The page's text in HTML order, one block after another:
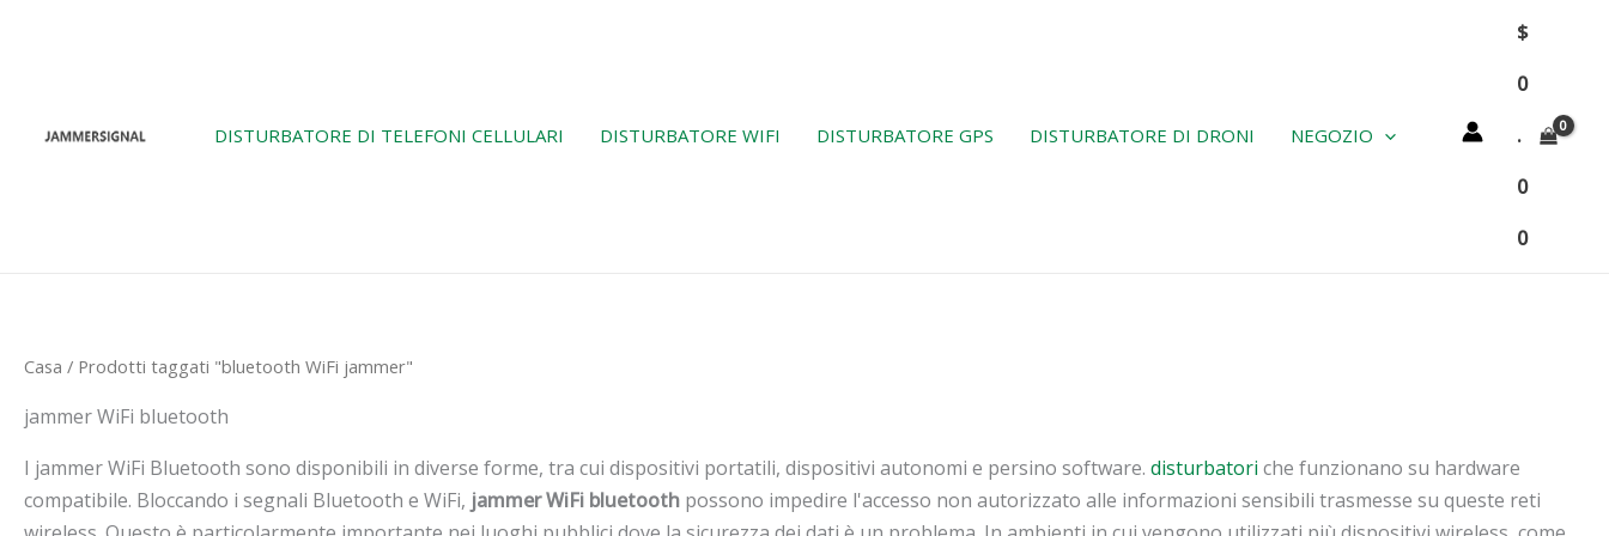
DISTURBATORE DI TELEFONI CELLULARI DISTURBATORE WIFI DISTURBATORE GPS DISTURBATORE DI DRONI NEGOZIO
$
0
.
0
0
Casa / Prodotti taggati "bluetooth WiFi jammer"
jammer WiFi bluetooth
I jammer WiFi Bluetooth sono disponibili in diverse forme, tra cui dispositivi portatili, dispositivi autonomi e persino software. disturbatori che funzionano su hardware
compatibile. Bloccando i segnali Bluetooth e WiFi, jammer WiFi bluetooth possono impedire l'accesso non autorizzato alle informazioni sensibili trasmesse su queste reti